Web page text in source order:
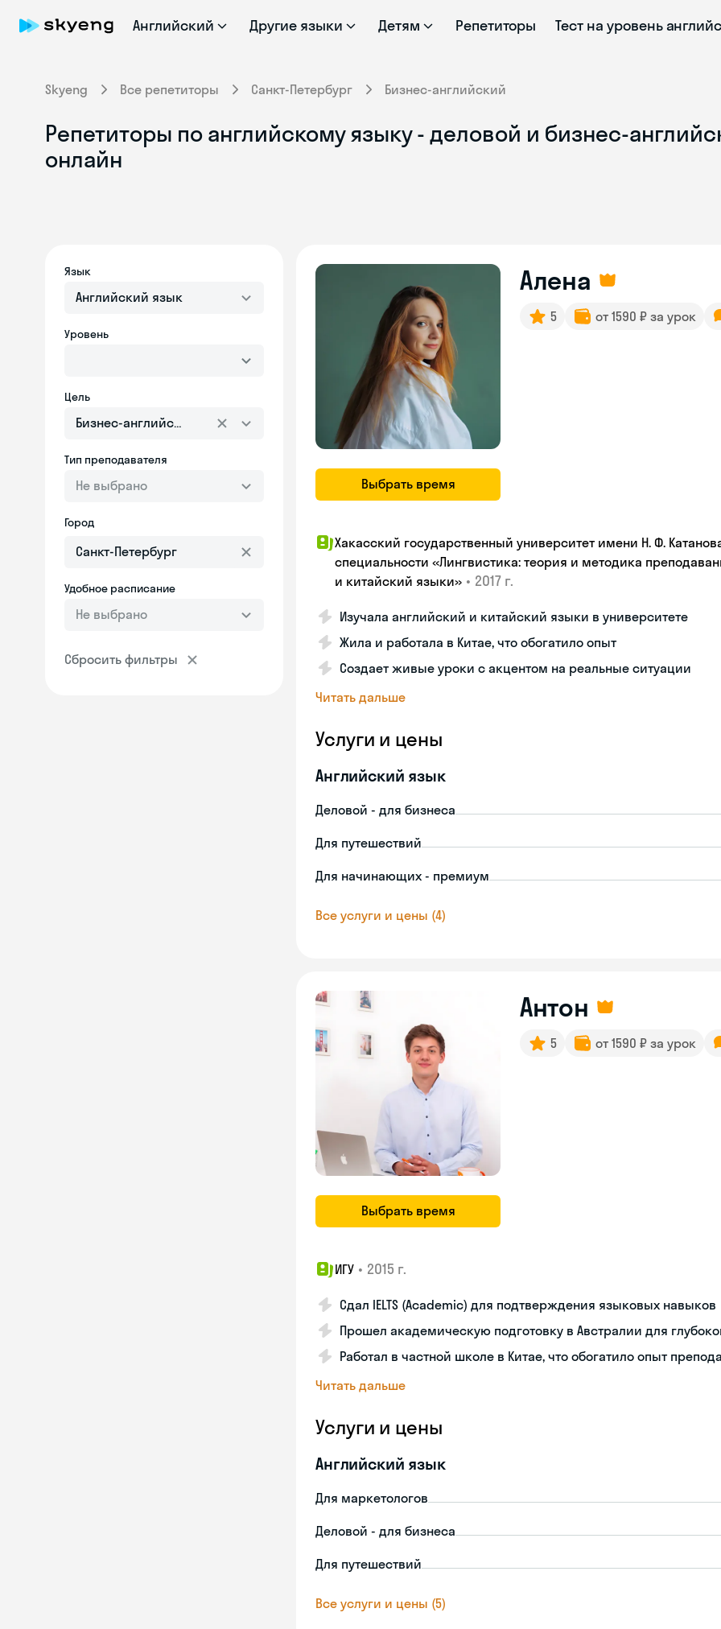
Английский Другие языки Детям Репетиторы Тест на уровень
Skyeng Все репетиторы Санкт-Петербург Бизнес-английский
Репетиторы по английскому языку - деловой и бизнес-
онлайн
Язык
Английский язык
Уровень
Цель
Бизнес-английский
Тип преподавателя
Не выбрано
Город
Удобное расписание
Не выбрано
Сбросить фильтры
Выбрать время
Алена
5 от 1590 ₽ за урок
Хакасский государственный университет имени Н. Ф.
специальности «Лингвистика: теория и методика
и китайский языки» • 2017 г.
Изучала английский и китайский языки в университете
Жила и работала в Китае, что обогатило опыт
Создает живые уроки с акцентом на реальные ситуации
Читать дальше
Услуги и цены
Английский язык
Деловой - для бизнеса
Для путешествий
Для начинающих - премиум
Все услуги и цены (4)
Выбрать время
Антон
5 от 1590 ₽ за урок
ИГУ • 2015 г.
Сдал IELTS (Academic) для подтверждения языковых навыков
Прошел академическую подготовку в Австралии для
Работал в частной школе в Китае, что обогатило опыт
Читать дальше
Услуги и цены
Английский язык
Для маркетологов
Деловой - для бизнеса
Для путешествий
Все услуги и цены (5)